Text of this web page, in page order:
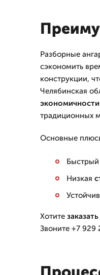
Разборные
сэкономить
конструкции,
Челябинская
экономичности
традиционных
Основные
Быстрый
Низкая
Хотите заказать
Звоните +7 929